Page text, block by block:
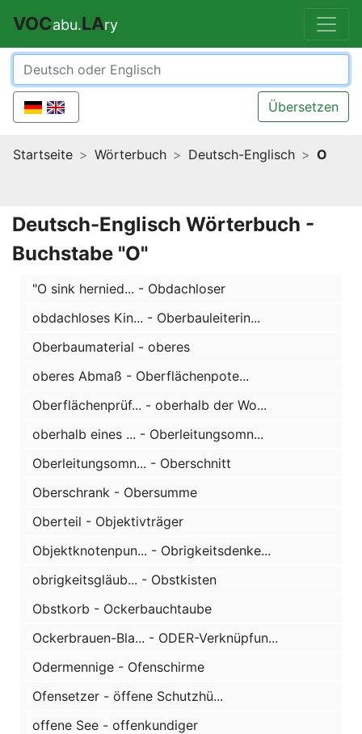
VOCabu.LAry
Übersetzen
Startseite Wörterbuch Deutsch-Englisch O
Deutsch-Englisch Wörterbuch -
Buchstabe "O"
"O sink hernied... - Obdachloser
obdachloses Kin... - Oberbauleiterin...
Oberbaumaterial - oberes
oberes Abmaß - Oberflächenpote...
Oberflächenprüf... - oberhalb der Wo...
oberhalb eines ... - Oberleitungsomn...
Oberleitungsomn... - Oberschnitt
Oberschrank - Obersumme
Oberteil - Objektivträger
Objektknotenpun... - Obrigkeitsdenke...
obrigkeitsgläub... - Obstkisten
Obstkorb - Ockerbauchtaube
Ockerbrauen-Bla... - ODER-Verknüpfun...
Odermennige - Ofenschirme
Ofensetzer - öffene Schutzhü...
offene See - offenkundiger